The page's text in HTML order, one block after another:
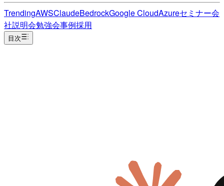
TrendingAWSClaudeBedrockGoogle CloudAzureセミナー会
社説明会勉強会事例採用
目次